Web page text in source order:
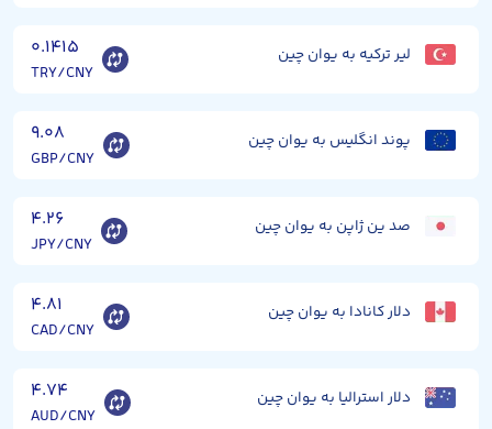
لیر ترکیه به یوان چین ۰.۱۴۱۵
TRY/CNY
پوند انگلیس به یوان چین ۹.۰۸
GBP/CNY
صد ین ژاپن به یوان چین ۴.۲۶
JPY/CNY
دلار کانادا به یوان چین ۴.۸۱
CAD/CNY
دلار استرالیا به یوان چین ۴.۷۴
AUD/CNY